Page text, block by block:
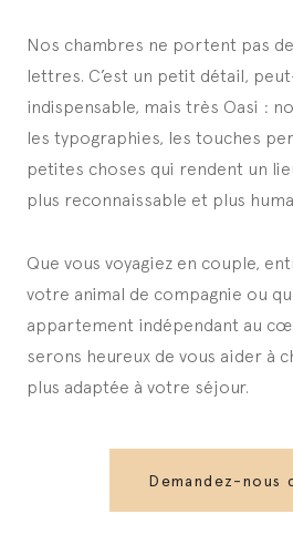
Nos chambres ne portent pas
lettres. C’est un petit détail,
indispensable, mais très Oasi :
les typographies, les touches
petites choses qui rendent un
plus reconnaissable et plus
Que vous voyagiez en couple,
votre animal de compagnie ou
appartement indépendant au
serons heureux de vous aider à
plus adaptée à votre séjour.
Demandez-nous